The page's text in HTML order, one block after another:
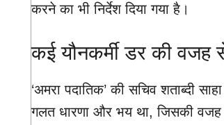
करने का भी निर्देश दिया गया है।
कई यौनकर्मी डर की वजह
‘अमरा पदातिक’ की सचिव शताब्दी
गलत धारणा और भय था, जिसकी